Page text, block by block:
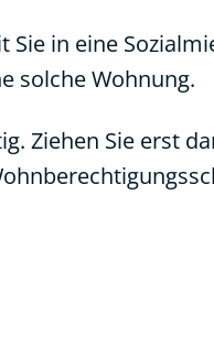
in eine
solche Wohnung.
Ziehen Sie erst